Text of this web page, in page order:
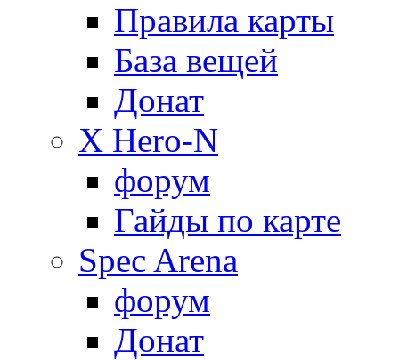
Правила карты
База вещей
Донат
X Hero-N
форум
Гайды по карте
Spec Arena
форум
Донат